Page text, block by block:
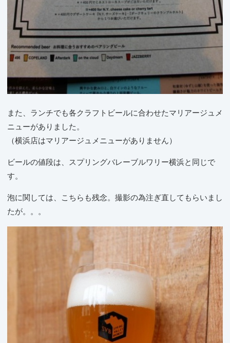
また、ランチでも各クラフトビールに合わせたマリアージュメ
ニューがありました。
（横浜店はマリアージュメニューがありません）
ビールの値段は、スプリングバレーブルワリー横浜と同じで
す。
泡に関しては、こちらも残念。撮影の為注ぎ直してもらいまし
たが。。。